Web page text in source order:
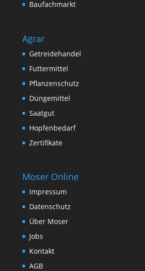
Baufachmarkt
Agrar
Getreidehandel
Futtermittel
Pflanzenschutz
Düngemittel
Saatgut
Hopfenbedarf
Zertifikate
Moser Online
Impressum
Datenschutz
Über Moser
Jobs
Kontakt
AGB